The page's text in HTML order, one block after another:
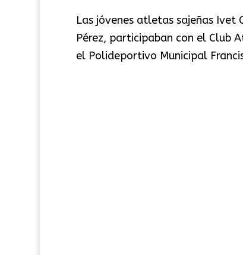
Las jóvenes atletas sajeñas Ivet
Pérez, participaban con el Club
el Polideportivo Municipal